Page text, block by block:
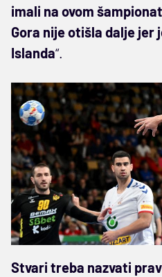
imali na ovom
Gora nije otišla dalje jer
Islanda“.
Stvari treba nazvati